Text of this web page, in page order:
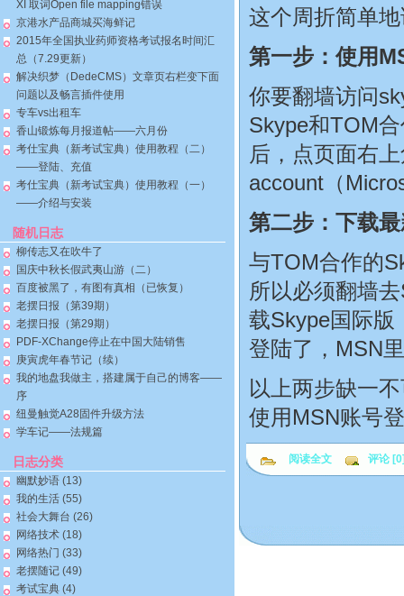
XI 取词Open file mapping错误
京港水产品商城买海鲜记
2015年全国执业药师资格考试报名时间汇
总（7.29更新）
解决织梦（DedeCMS）文章页右栏变下面
问题以及畅言插件使用
专车vs出租车
香山锻炼每月报道帖——六月份
考仕宝典（新考试宝典）使用教程（二）
——登陆、充值
考仕宝典（新考试宝典）使用教程（一）
——介绍与安装
随机日志
柳传志又在吹牛了
国庆中秋长假武夷山游（二）
百度被黑了，有图有真相（已恢复）
老摆日报（第39期）
老摆日报（第29期）
PDF-XChange停止在中国大陆销售
庚寅虎年春节记（续）
我的地盘我做主，搭建属于自己的博客——
序
纽曼触觉A28固件升级方法
学车记——法规篇
日志分类
幽默妙语 (13)
我的生活 (55)
社会大舞台 (26)
网络技术 (18)
网络热门 (33)
老摆随记 (49)
考试宝典 (4)
这个周折简单
第一步：使用
你要翻墙访问
Skype和TOM
后，点页面右
account（
第二步：下载
与TOM合作的
所以必须翻墙
载Skype国际版
登陆了，MSN
以上两步缺一
使用MSN账号
阅读全文 评论